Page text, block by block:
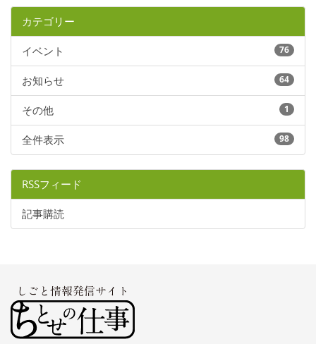
カテゴリー
イベント 76
お知らせ 64
その他 1
全件表示 98
RSSフィード
記事購読